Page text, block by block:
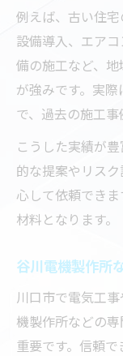
例えば、古い住
設備導入、エア
備の施工など、
が強みです。実
で、過去の施工事
こうした実績が
的な提案やリス
心して依頼でき
材料となります。
谷川電機製作所
川口市で電気工
機製作所などの
重要です。信頼